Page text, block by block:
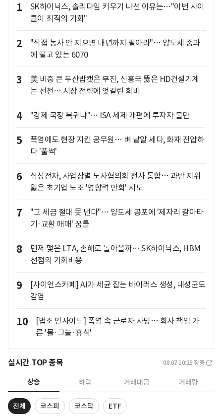
1
SK하이닉스, 솔리다임 키우기 나선 이유는…"이번 사이
클이 최적의 기회"
2
"직접 농사 안 지으면 내년까지 팔아라"… 양도세 중과
에 떨고 있는 6070
3
美 비중 큰 두산밥캣은 부진, 신흥국 뚫은 HD건설기계
는 선전… 시장 전략에 엇갈린 희비
4 "강제 국장 복귀냐"… ISA 세제 개편에 투자자 불만
5
폭염에도 현장 지킨 공무원… 벼 낱알 세다, 화재 진압하
다 '풀썩'
6
삼성전자, 사업장별 노사협의회 전사 통합… 과반 지위
잃은 초기업 노조 '영향력 만회' 시도
7
"그 세금 절대 못 낸다"… 양도세 공포에 '제자리 갈아타
기·교환 매매' 꿈틀
8
먼저 맺은 LTA, 손해로 돌아올까… SK하이닉스, HBM
선점의 기회비용
9
[사이언스카페] AI가 세균 잡는 바이러스 생성, 내성균도
감염
10
[법조 인사이드] 폭염 속 근로자 사망… 회사 책임 가
른 '물·그늘·휴식'
실시간 TOP 종목 08.07 10:26 장중
상승 하락 거래대금 거래량
전체 코스피 코스닥 ETF